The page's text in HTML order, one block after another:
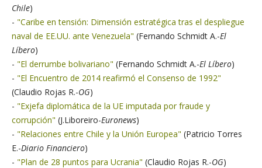
Chile)
- "Caribe en tensión: Dimensión estratégica tras el despliegue
naval de EE.UU. ante Venezuela" (Fernando Schmidt A.-El
Líbero)
- "El derrumbe bolivariano" (Fernando Schmidt A.-El Líbero)
- "El Encuentro de 2014 reafirmó el Consenso de 1992"
(Claudio Rojas R.-OG)
- "Exjefa diplomática de la UE imputada por fraude y
corrupción" (J.Liboreiro-Euronews)
- "Relaciones entre Chile y la Unión Europea" (Patricio Torres
E.-Diario Financiero)
- "Plan de 28 puntos para Ucrania" (Claudio Rojas R.-OG)